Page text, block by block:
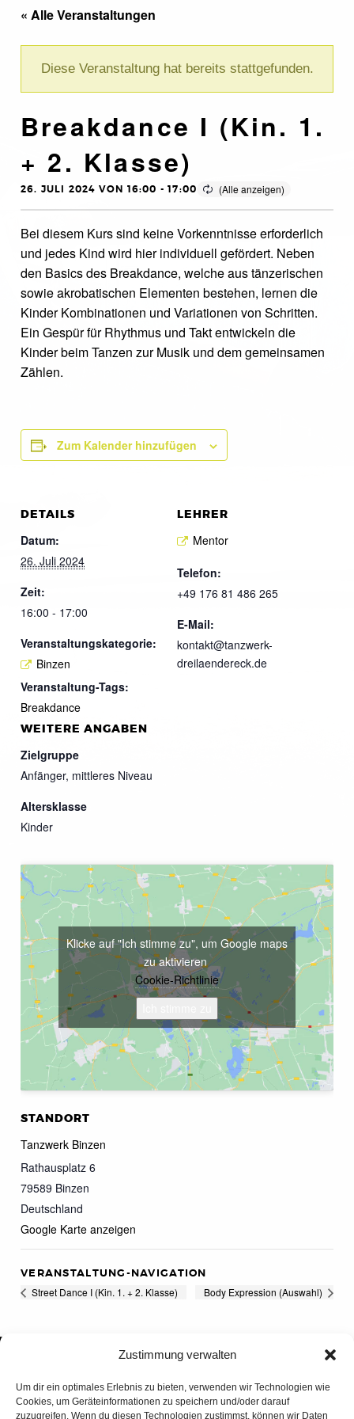
Zustimmung verwalten
Um dir ein optimales Erlebnis zu bieten, verwenden wir Technologien wie
Cookies, um Geräteinformationen zu speichern und/oder darauf
zuzugreifen. Wenn du diesen Technologien zustimmst, können wir Daten
« Alle Veranstaltungen
Diese Veranstaltung hat bereits stattgefunden.
Breakdance I (Kin. 1.
+ 2. Klasse)
26. JULI 2024 VON 16:00 -17:00
Bei diesem Kurs sind keine Vorkenntnisse erforderlich
und jedes Kind wird hier individuell gefördert. Neben
den Basics des Breakdance, welche aus tänzerischen
sowie akrobatischen Elementen bestehen, lernen die
Kinder Kombinationen und Variationen von Schritten.
Ein Gespür für Rhythmus und Takt entwickeln die
Kinder beim Tanzen zur Musik und dem gemeinsamen
Zählen.
Zum Kalender hinzufügen
DETAILS
Datum:
26. Juli 2024
Zeit:
16:00 - 17:00
Veranstaltungskategorie:
Binzen
Veranstaltung-Tags:
Breakdance
LEHRER
Mentor
Telefon:
+49 176 81 486 265
E-Mail:
kontakt@tanzwerk-
dreilaendereck.de
WEITERE ANGABEN
Zielgruppe
Anfänger, mittleres Niveau
Altersklasse
Kinder
STANDORT
Tanzwerk Binzen
Rathausplatz 6
79589 Binzen
Deutschland
Google Karte anzeigen
Klicke auf "Ich stimme zu", um Google maps
zu aktivieren
Cookie-Richtlinie
VERANSTALTUNG-NAVIGATION
Street Dance I (Kin. 1. + 2. Klasse) Body Expression (Auswahl)